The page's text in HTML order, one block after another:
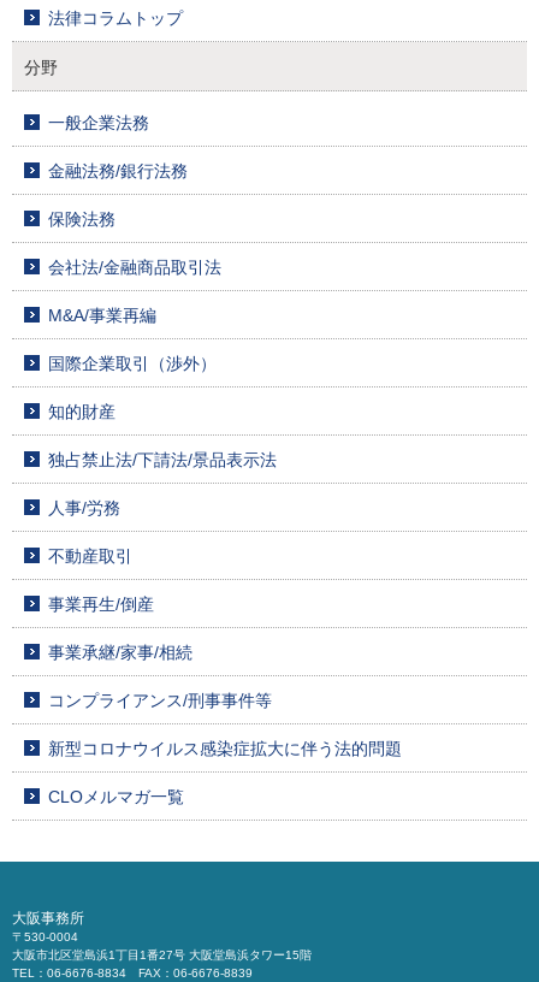
法律コラムトップ
分野
一般企業法務
金融法務/銀行法務
保険法務
会社法/金融商品取引法
M&A/事業再編
国際企業取引（渉外）
知的財産
独占禁止法/下請法/景品表示法
人事/労務
不動産取引
事業再生/倒産
事業承継/家事/相続
コンプライアンス/刑事事件等
新型コロナウイルス感染症拡大に伴う法的問題
CLOメルマガ一覧
大阪事務所
〒530-0004
大阪市北区堂島浜1丁目1番27号 大阪堂島浜タワー15階
TEL：06-6676-8834 FAX：06-6676-8839